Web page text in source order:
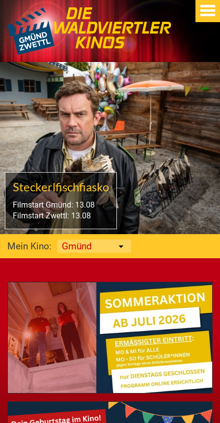
Steckerlfischfiasko
Filmstart Gmünd: 13.08
Filmstart Zwettl: 13.08
Mein Kino: